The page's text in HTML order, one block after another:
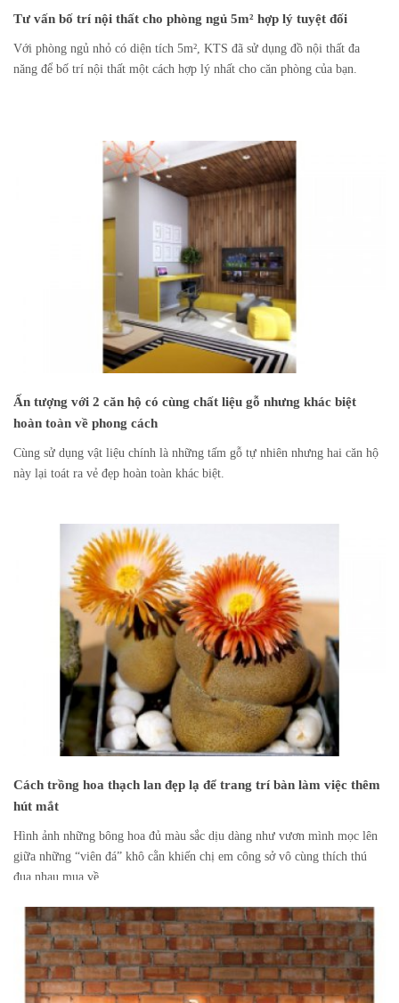
Tư vấn bố trí nội thất cho phòng ngủ 5m² hợp lý tuyệt đối
Với phòng ngủ nhỏ có diện tích 5m², KTS đã sử dụng đồ nội thất đa
năng để bố trí nội thất một cách hợp lý nhất cho căn phòng của bạn.
Ấn tượng với 2 căn hộ có cùng chất liệu gỗ nhưng khác biệt
hoàn toàn về phong cách
Cùng sử dụng vật liệu chính là những tấm gỗ tự nhiên nhưng hai căn hộ
này lại toát ra vẻ đẹp hoàn toàn khác biệt.
Cách trồng hoa thạch lan đẹp lạ để trang trí bàn làm việc thêm
hút mắt
Hình ảnh những bông hoa đủ màu sắc dịu dàng như vươn mình mọc lên
giữa những “viên đá” khô cằn khiến chị em công sở vô cùng thích thú
đua nhau mua về...